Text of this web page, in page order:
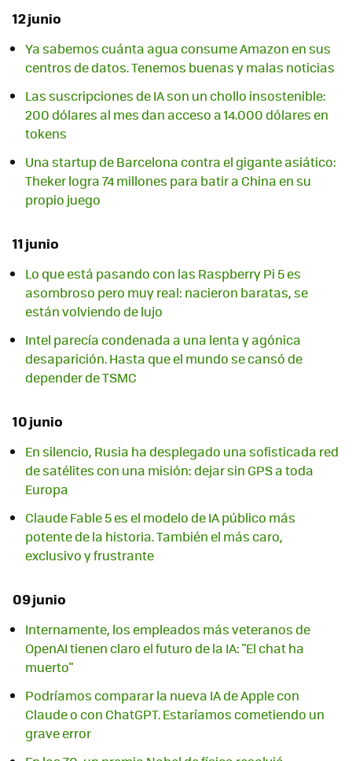
12 junio
Ya sabemos cuánta agua consume Amazon en sus
centros de datos. Tenemos buenas y malas noticias
Las suscripciones de IA son un chollo insostenible:
200 dólares al mes dan acceso a 14.000 dólares en
tokens
Una startup de Barcelona contra el gigante asiático:
Theker logra 74 millones para batir a China en su
propio juego
11 junio
Lo que está pasando con las Raspberry Pi 5 es
asombroso pero muy real: nacieron baratas, se
están volviendo de lujo
Intel parecía condenada a una lenta y agónica
desaparición. Hasta que el mundo se cansó de
depender de TSMC
10 junio
En silencio, Rusia ha desplegado una sofisticada red
de satélites con una misión: dejar sin GPS a toda
Europa
Claude Fable 5 es el modelo de IA público más
potente de la historia. También el más caro,
exclusivo y frustrante
09 junio
Internamente, los empleados más veteranos de
OpenAI tienen claro el futuro de la IA: "El chat ha
muerto"
Podríamos comparar la nueva IA de Apple con
Claude o con ChatGPT. Estaríamos cometiendo un
grave error